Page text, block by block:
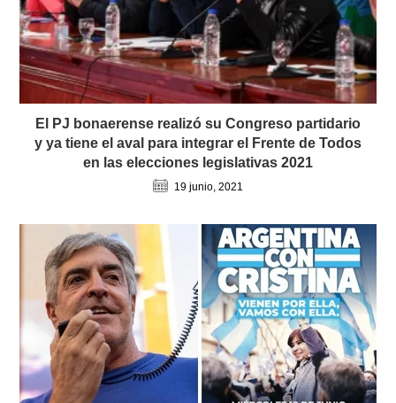
El PJ bonaerense realizó su Congreso partidario
y ya tiene el aval para integrar el Frente de Todos
en las elecciones legislativas 2021
19 junio, 2021